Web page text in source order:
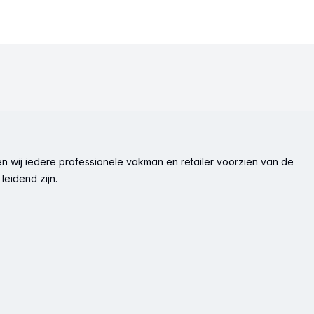
wij iedere professionele vakman en retailer voorzien van de
zijn.